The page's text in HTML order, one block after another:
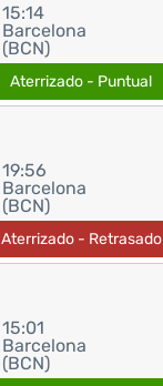
15:14
Barcelona
(BCN)
Aterrizado - Puntual
19:56
Barcelona
(BCN)
Aterrizado - Retrasado
15:01
Barcelona
(BCN)